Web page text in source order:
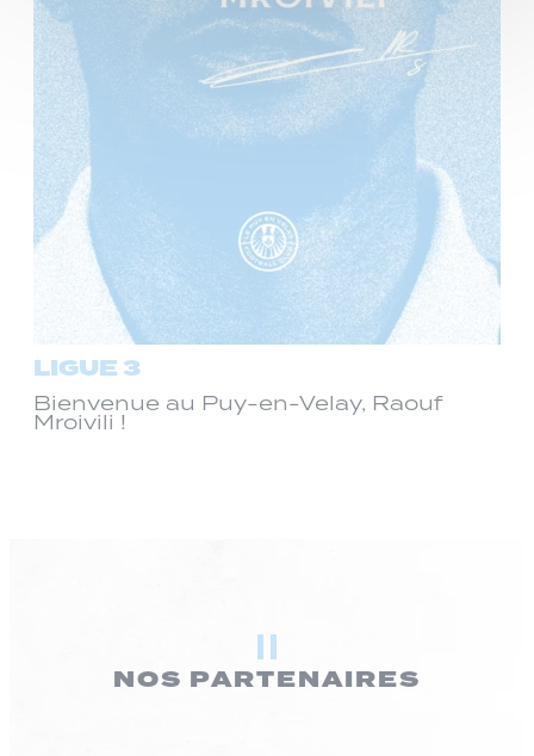
LIGUE 3
Bienvenue au Puy-en-Velay, Raouf
Mroivili !
NOS PARTENAIRES